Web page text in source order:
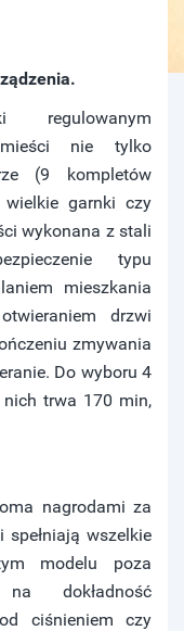
regulowanym
nie tylko
(9 kompletów
garnki czy
wykonana z stali
typu
mieszkania
drzwi
zmywania
Do wyboru 4
nich trwa 170 min,
nagrodami za
wszelkie
modelu poza
na dokładność
ciśnieniem czy